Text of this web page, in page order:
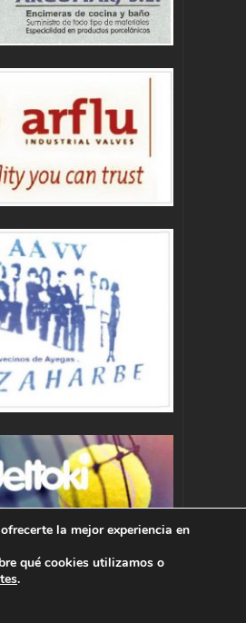
- pablo@momoitio.com
la mejor experiencia en
qué cookies utilizamos o
.